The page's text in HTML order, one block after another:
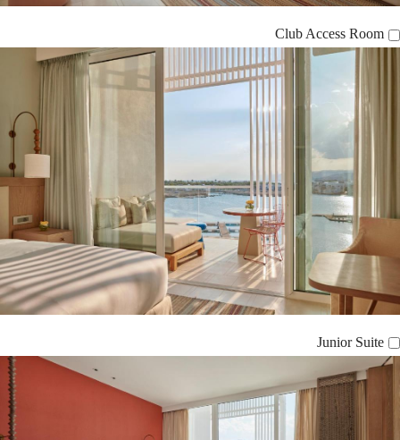
Club Access Room
Junior Suite